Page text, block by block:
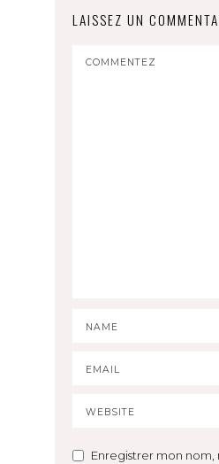
LAISSEZ UN
Enregistrer mon